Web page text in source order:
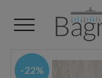
-22%